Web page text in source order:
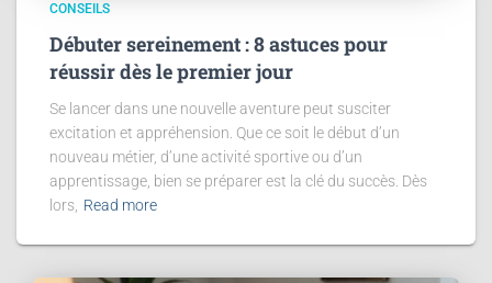
CONSEILS
Débuter sereinement : 8 astuces pour
réussir dès le premier jour
Se lancer dans une nouvelle aventure peut susciter
excitation et appréhension. Que ce soit le début d’un
nouveau métier, d’une activité sportive ou d’un
apprentissage, bien se préparer est la clé du succès. Dès
lors, Read more